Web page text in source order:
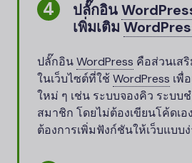
ปลั๊กอิน
เพิ่มเติม
ปลั๊กอินWordPress คือส่วนเส
ในเว็บไซต์ที่ใช้ WordPress เพื่
ใหม่ ๆ เช่น ระบบจองคิว ระบบ
สมาชิก โดยไม่ต้องเขียนโค้ดเ
ต้องการเพิ่มฟังก์ชันให้เว็บแบบ